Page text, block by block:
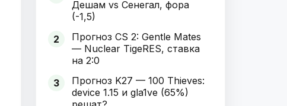
Дешам vs Сенегал, фора
(-1,5)
2
Прогноз CS 2: Gentle Mates
— Nuclear TigeRES, ставка
на 2:0
3
Прогноз K27 — 100 Thieves:
device 1.15 и gla1ve (65%)